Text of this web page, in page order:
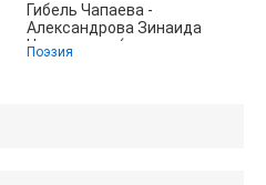
Гибель Чапаева -
Александрова Зинаида
Николаевна (читать книги
Поэзия